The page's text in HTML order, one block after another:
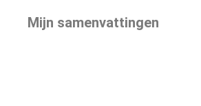
Mijn samenvattingen